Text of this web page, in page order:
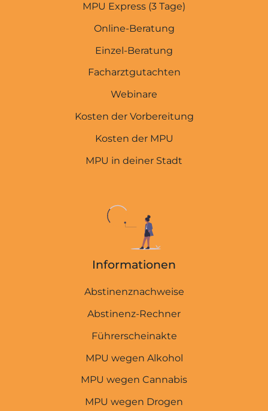
MPU Express (3 Tage)
Online-Beratung
Einzel-Beratung
Facharztgutachten
Webinare
Kosten der Vorbereitung
Kosten der MPU
MPU in deiner Stadt
Informationen
Abstinenznachweise
Abstinenz-Rechner
Führerscheinakte
MPU wegen Alkohol
MPU wegen Cannabis
MPU wegen Drogen